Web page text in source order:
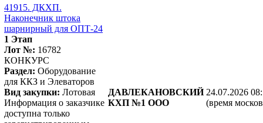
41915. ДКХП.
Наконечник штока
шарнирный для ОПТ-24
1 Этап
Лот №: 16782
КОНКУРС
Раздел: Оборудование
для ККЗ и Элеваторов
Вид закупки: Лотовая
Информация о заказчике
доступна только
ДАВЛЕКАНОВСКИЙ
КХП №1 ООО
24.07.2026
(время